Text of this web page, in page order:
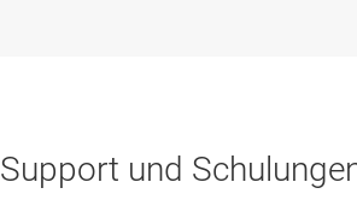
Support und